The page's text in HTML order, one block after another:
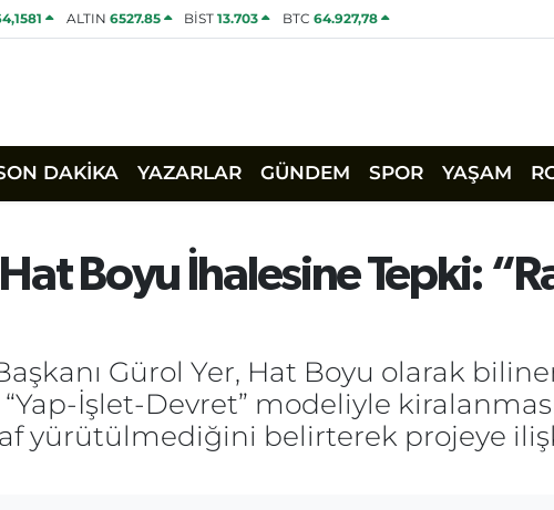
ALTIN 6527.85 BİST13.703 BTC 64.927,78
DAKİKA YAZARLAR GÜNDEM SPOR YAŞAM
Hat Boyu İhalesine Tepki:
Gürol Yer, Hat Boyu olarak
“Yap-İşlet-Devret” modeliyle
yürütülmediğini belirterek projeye